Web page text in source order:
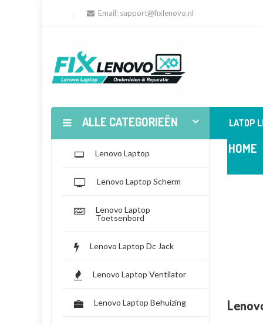
Email: support@fixlenovo.nl
ALLE CATEGORIEËN LATOP
Lenovo Laptop
Lenovo Laptop Scherm
Lenovo Laptop
Toetsenbord
Lenovo Laptop Dc Jack
Lenovo Laptop Ventilator
Lenovo Laptop Behuizing
HOME